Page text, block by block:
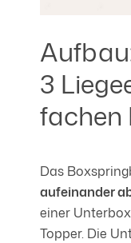
3
fachen
Das
aufeinander
einer
Topper. Die